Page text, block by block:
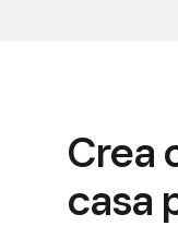
Crea
casa